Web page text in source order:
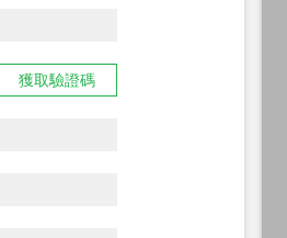
獲取驗證碼